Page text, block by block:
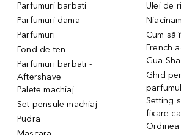
Parfumuri barbati
Parfumuri dama
Parfumuri
Fond de ten
Parfumuri barbati -
Aftershave
Palete machiaj
Set pensule machiaj
Pudra
Ulei de
Cum să
French
Gua Sha
Ghid
Setting
fixare